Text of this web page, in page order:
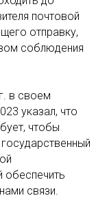
почтовой
отправку,
соблюдения
в своем
указал, что
чтобы
обеспечить
связи.